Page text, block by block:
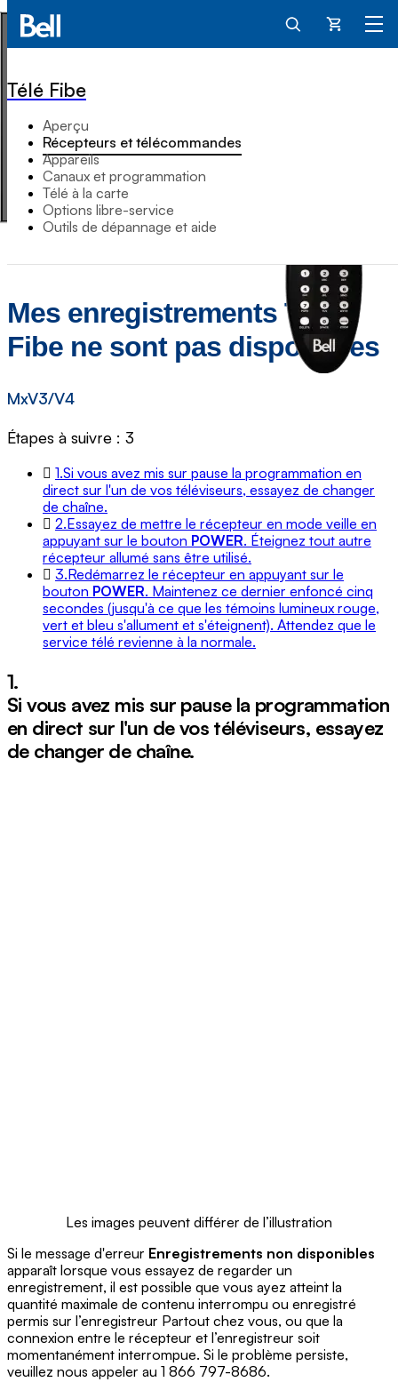
Panier
Télé Fibe
Aperçu
Récepteurs et télécommandes
Appareils
Canaux et programmation
Télé à la carte
Options libre-service
Outils de dépannage et aide
Mes enregistrements Télé
Fibe ne sont pas disponibles
MxV3/V4
Étapes à suivre : 3
1.Si vous avez mis sur pause la programmation en
direct sur l'un de vos téléviseurs, essayez de changer
de chaîne.
2.Essayez de mettre le récepteur en mode veille en
appuyant sur le bouton POWER. Éteignez tout autre
récepteur allumé sans être utilisé.
3.Redémarrez le récepteur en appuyant sur le
bouton POWER. Maintenez ce dernier enfoncé cinq
secondes (jusqu'à ce que les témoins lumineux rouge,
vert et bleu s'allument et s'éteignent). Attendez que le
service télé revienne à la normale.
1.
Si vous avez mis sur pause la programmation
en direct sur l'un de vos téléviseurs, essayez
de changer de chaîne.
Les images peuvent différer de l’illustration
Si le message d'erreur Enregistrements non disponibles
apparaît lorsque vous essayez de regarder un
enregistrement, il est possible que vous ayez atteint la
quantité maximale de contenu interrompu ou enregistré
permis sur l’enregistreur Partout chez vous, ou que la
connexion entre le récepteur et l’enregistreur soit
momentanément interrompue. Si le problème persiste,
veuillez nous appeler au 1 866 797-8686.